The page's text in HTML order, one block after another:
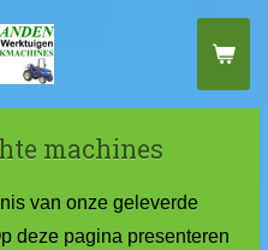
machines
van onze geleverde
deze pagina presenteren